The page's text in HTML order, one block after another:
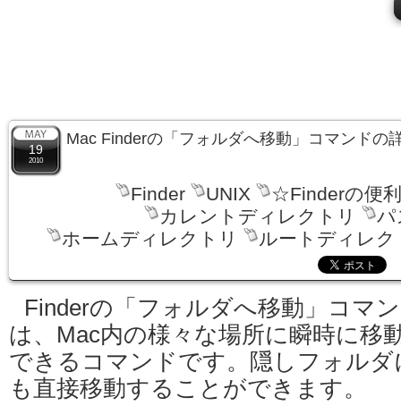
19
2010
Mac Finderの「フォルダへ移動」コマンドの
Finder UNIX
☆Finderの便
カレントディレクトリ
パ
ホームディレクトリ
ルートディレク
Finderの「フォルダへ移動」コマ
は、Mac内の様々な場所に瞬時に移
できるコマンドです。隠しフォルダ
も直接移動することができます。